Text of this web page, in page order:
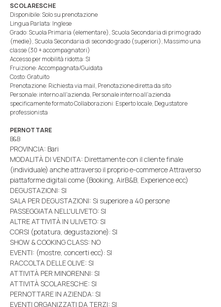
SCOLARESCHE
Disponibile: Solo su prenotazione
Lingua Parlata: Inglese
Grado: Scuola Primaria (elementare), Scuola Secondaria di primo grado
(medie), Scuola Secondaria di secondo grado (superiori), Massimo una
classe (30 + accompagnatori)
Accesso per mobilità ridotta: SI
Fruizione: Accompagnata/Guidata
Costo: Gratuito
Prenotazione: Richiesta via mail, Prenotazione diretta da sito
Personale: interno all'azienda, Personale interno all'azienda
specificamente formato Collaborazioni: Esperto locale, Degustatore
professionista
PERNOTTARE
B&B
PROVINCIA: Bari
MODALITÀ DI VENDITA: Direttamente con il cliente finale
(individuale) anche attraverso il proprio e-commerce Attraverso
piattaforme digitali come (Booking, AirB&B, Experience ecc)
DEGUSTAZIONI: SI
SALA PER DEGUSTAZIONI: Si superiore a 40 persone
PASSEGGIATA NELL'ULIVETO: SI
ALTRE ATTIVITÀ IN ULIVETO: SI
CORSI (potatura, degustazione): SI
SHOW & COOKING CLASS: NO
EVENTI: (mostre, concerti ecc): SI
RACCOLTA DELLE OLIVE: SI
ATTIVITÀ PER MINORENNI: SI
ATTIVITÀ SCOLARESCHE: SI
PERNOTTARE IN AZIENDA: SI
EVENTI ORGANIZZATI DA TERZI: SI